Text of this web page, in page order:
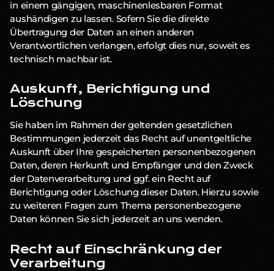
in einem gängigen, maschinenlesbaren Format
aushändigen zu lassen. Sofern Sie die direkte
Übertragung der Daten an einen anderen
Verantwortlichen verlangen, erfolgt dies nur, soweit es
technisch machbar ist.
Auskunft, Berichtigung und
Löschung
Sie haben im Rahmen der geltenden gesetzlichen
Bestimmungen jederzeit das Recht auf unentgeltliche
Auskunft über Ihre gespeicherten personenbezogenen
Daten, deren Herkunft und Empfänger und den Zweck
der Datenverarbeitung und ggf. ein Recht auf
Berichtigung oder Löschung dieser Daten. Hierzu sowie
zu weiteren Fragen zum Thema personenbezogene
Daten können Sie sich jederzeit an uns wenden.
Recht auf Einschränkung der
Verarbeitung